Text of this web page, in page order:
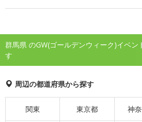
群馬県 のGW(ゴールデンウィーク)イベン
す
周辺の都道府県から探す
関東 東京都 神